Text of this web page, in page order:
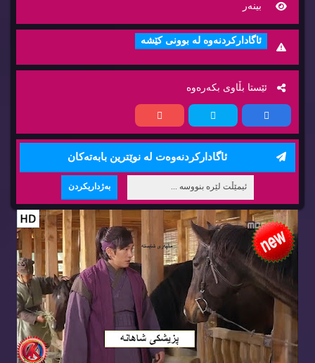
بینه‌ر
ئاگاداركردنه‌وه‌ له‌ بوونی كێشه‌
ئێستا بڵاوی بكه‌ره‌وه‌
ئاگاداركردنه‌وه‌ت له‌ نوێترین بابه‌ته‌كان